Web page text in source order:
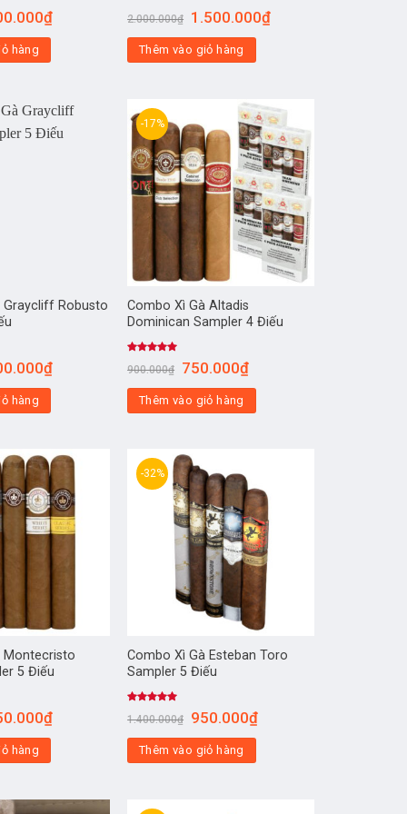
₫
hàng
2.000.000₫ 1.500.000₫
Thêm vào giỏ hàng
Graycliff Robusto
₫
hàng
-17%
Combo Xì Gà Altadis
Dominican Sampler 4 Điếu
hạng5.00
900.000₫ 750.000₫
Thêm vào giỏ hàng
Montecristo
5 Điếu
₫
hàng
-32%
Combo Xì Gà Esteban Toro
Sampler 5 Điếu
hạng5.00
1.400.000₫ 950.000₫
Thêm vào giỏ hàng